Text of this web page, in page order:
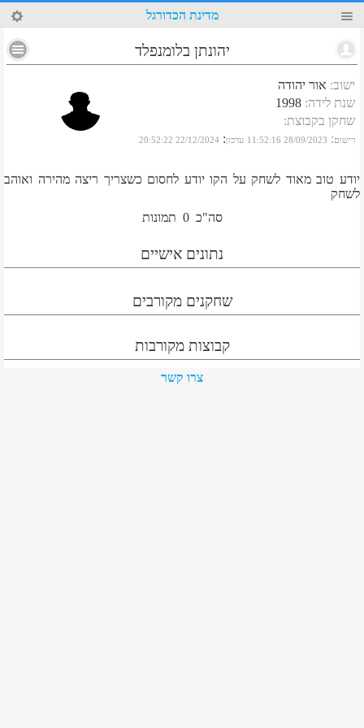
54 מדינת הכדורגל
יהונתן בלומנפלד
ישוב: אור יהודה
שנת לידה:
1998
שחקן בקבוצת:
רישום:
28/09/2023 11:52:16 עדכון:
22/12/2024 20:52:22
יודע טוב מאוד לשחק על הקו יודע לחסום כשצריך ריצה מהירה ואוהב
לשחק
סה"כ 0 תמונות
נתונים אישיים
שחקנים מקורבים
קבוצות מקורבות
צרו קשר